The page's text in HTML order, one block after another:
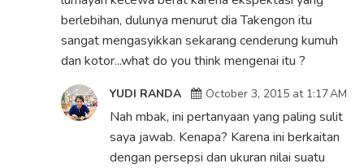
berlebihan, dulunya menurut dia Takengon itu
sangat mengasyikkan sekarang cenderung kumuh
dan kotor...what do you think mengenai itu ?
YUDI RANDA October 3, 2015 at 1:17 AM
Nah mbak, ini pertanyaan yang paling sulit
saya jawab. Kenapa? Karena ini berkaitan
dengan persepsi dan ukuran nilai suatu